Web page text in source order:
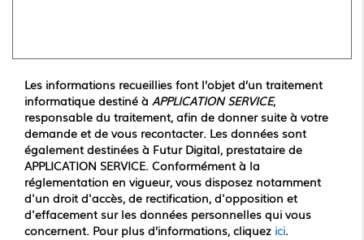
Les informations recueillies font l’objet d’un traitement
informatique destiné à APPLICATION SERVICE,
responsable du traitement, afin de donner suite à votre
demande et de vous recontacter. Les données sont
également destinées à Futur Digital, prestataire de
APPLICATION SERVICE. Conformément à la
réglementation en vigueur, vous disposez notamment
d'un droit d'accès, de rectification, d'opposition et
d'effacement sur les données personnelles qui vous
concernent. Pour plus d’informations, cliquez ici.